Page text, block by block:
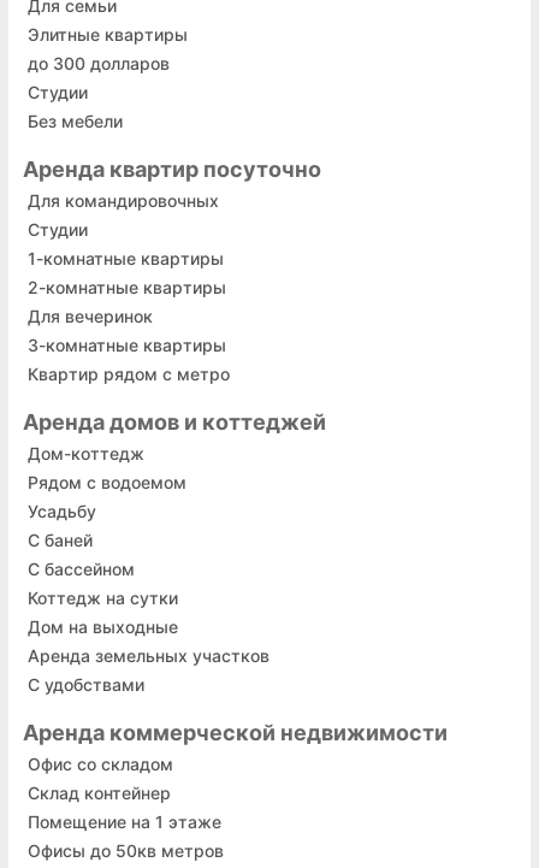
Для семьи
Элитные квартиры
до 300 долларов
Студии
Без мебели
Аренда квартир посуточно
Для командировочных
Cтудии
1-комнатные квартиры
2-комнатные квартиры
Для вечеринок
3-комнатные квартиры
Квартир рядом с метро
Аренда домов и коттеджей
Дом-коттедж
Рядом с водоемом
Усадьбу
С баней
С бассейном
Коттедж на сутки
Дом на выходные
Аренда земельных участков
С удобствами
Аренда коммерческой недвижимости
Офис со складом
Склад контейнер
Помещение на 1 этаже
Офисы до 50кв метров